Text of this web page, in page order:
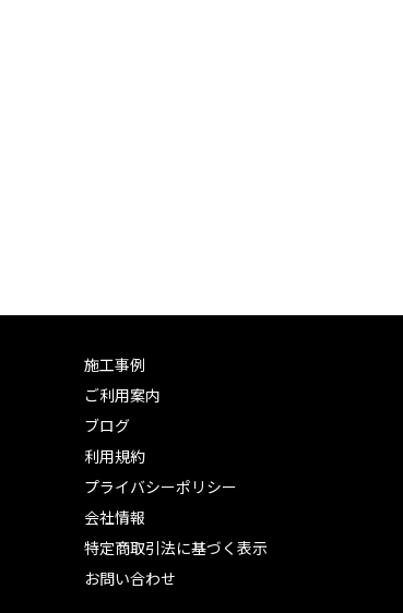
施工事例
ご利用案内
ブログ
利用規約
プライバシーポリシー
会社情報
特定商取引法に基づく表示
お問い合わせ